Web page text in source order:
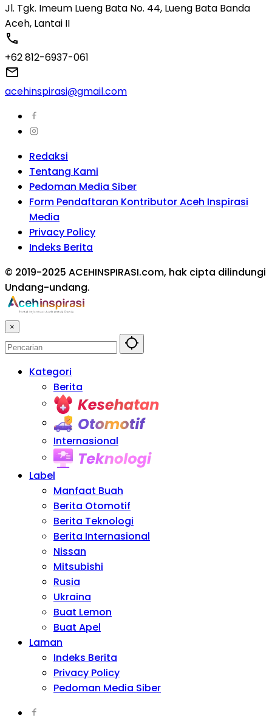
Jl. Tgk. Imeum Lueng Bata No. 44, Lueng Bata Banda
Aceh, Lantai II
+62 812-6937-061
acehinspirasi@gmail.com
Redaksi
Tentang Kami
Pedoman Media Siber
Form Pendaftaran Kontributor Aceh Inspirasi
Media
Privacy Policy
Indeks Berita
© 2019-2025 ACEHINSPIRASI.com, hak cipta dilindungi
Undang-undang.
×
Kategori
Berita
Internasional
Label
Manfaat Buah
Berita Otomotif
Berita Teknologi
Berita Internasional
Nissan
Mitsubishi
Rusia
Ukraina
Buat Lemon
Buat Apel
Laman
Indeks Berita
Privacy Policy
Pedoman Media Siber